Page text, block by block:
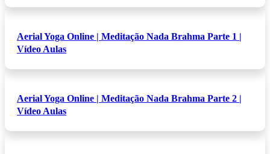
Aerial Yoga Online | Meditação Nada Brahma Parte 1 |
Vídeo Aulas
Aerial Yoga Online | Meditação Nada Brahma Parte 2 |
Vídeo Aulas